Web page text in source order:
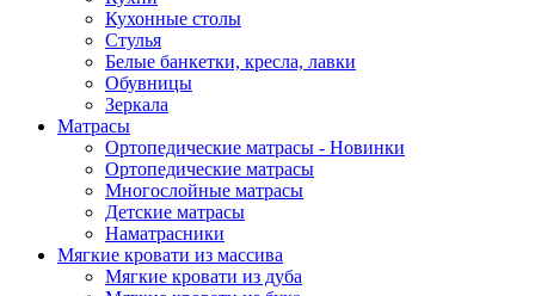
Кухонные столы
Стулья
Белые банкетки, кресла, лавки
Обувницы
Зеркала
Матрасы
Ортопедические матрасы - Новинки
Ортопедические матрасы
Многослойные матрасы
Детские матрасы
Наматрасники
Мягкие кровати из массива
Мягкие кровати из дуба